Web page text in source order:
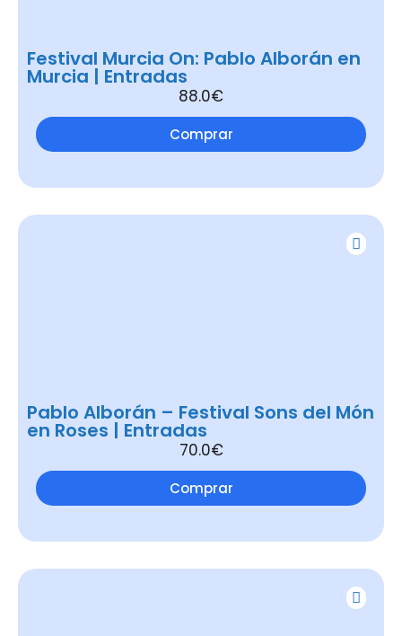
Festival Murcia On: Pablo Alborán en
Murcia | Entradas
88.0€
Comprar
Pablo Alborán – Festival Sons del Món
en Roses | Entradas
70.0€
Comprar